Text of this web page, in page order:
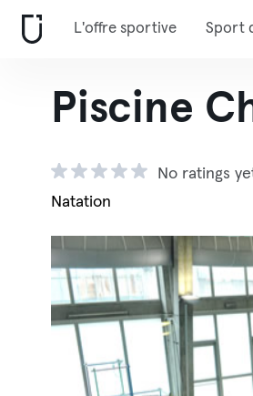
L'offre sportive Sport
Piscine
No ratings
Natation